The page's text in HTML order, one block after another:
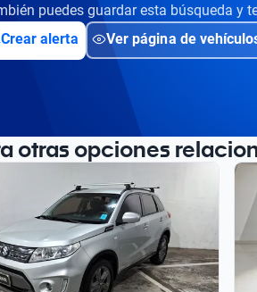
puedes guardar esta búsqueda y
Crear alerta
Ver página de
otras opciones